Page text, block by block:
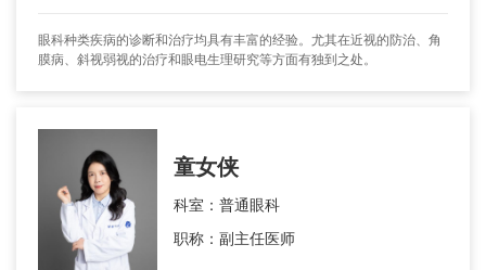
眼科种类疾病的诊断和治疗均具有丰富的经验。尤其在近视的防治、角
膜病、斜视弱视的治疗和眼电生理研究等方面有独到之处。
童女侠
科室：普通眼科
职称：副主任医师